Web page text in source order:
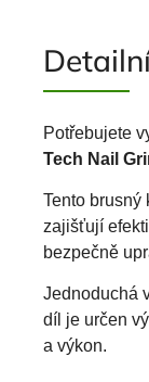
Potřebujete
Tech Nail
Tento brusný
zajišťují
bezpečně
Jednoduchá
díl je určen
a výkon.